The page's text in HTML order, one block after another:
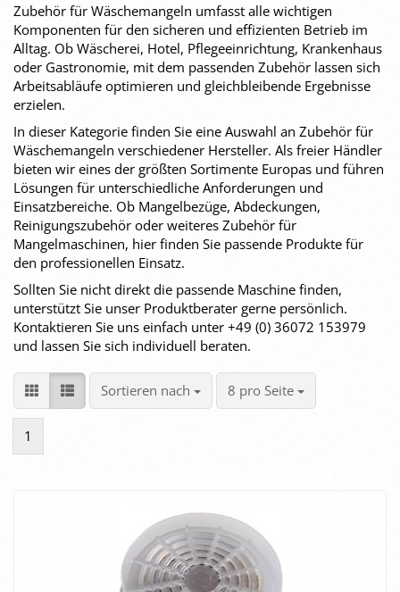
Zubehör für Wäschemangeln umfasst alle wichtigen
Komponenten für den sicheren und effizienten Betrieb im
Alltag. Ob Wäscherei, Hotel, Pflegeeinrichtung, Krankenhaus
oder Gastronomie, mit dem passenden Zubehör lassen sich
Arbeitsabläufe optimieren und gleichbleibende Ergebnisse
erzielen.
In dieser Kategorie finden Sie eine Auswahl an Zubehör für
Wäschemangeln verschiedener Hersteller. Als freier Händler
bieten wir eines der größten Sortimente Europas und führen
Lösungen für unterschiedliche Anforderungen und
Einsatzbereiche. Ob Mangelbezüge, Abdeckungen,
Reinigungszubehör oder weiteres Zubehör für
Mangelmaschinen, hier finden Sie passende Produkte für
den professionellen Einsatz.
Sollten Sie nicht direkt die passende Maschine finden,
unterstützt Sie unser Produktberater gerne persönlich.
Kontaktieren Sie uns einfach unter +49 (0) 36072 153979
und lassen Sie sich individuell beraten.
Sortieren nach
Sortieren nach 8 pro Seite
pro Seite
1